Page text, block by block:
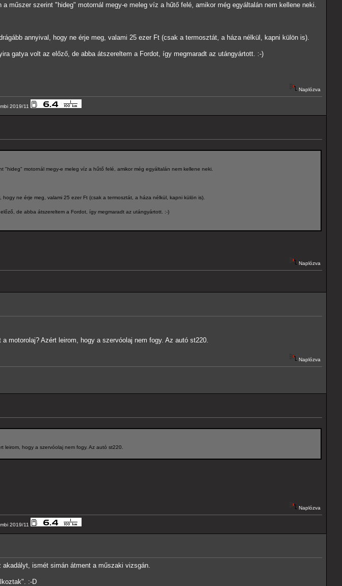
műszer szerint "hideg" motornál megy-e meleg víz a hűtő felé, amikor még egyáltalán nem kellene neki.
annyival, hogy ne érje meg, valami 25 ezer Ft (csak a termosztát, a háza nélkül, kapni külön is).
gatya volt az előző, de abba átszereltem a Fordot, így megmaradt az utángyártott. :-)
Naplózva
2019/11
motornál megy-e meleg víz a hűtő felé, amikor még egyáltalán nem kellene neki.
ne érje meg, valami 25 ezer Ft (csak a termosztát, a háza nélkül, kapni külön is).
de abba átszereltem a Fordot, így megmaradt az utángyártott. :-)
Naplózva
motorolaj? Azért leirom, hogy a szervóolaj nem fogy. Az autó st220.
Naplózva
leirom, hogy a szervóolaj nem fogy. Az autó st220.
Naplózva
2019/11
ismét simán átment a műszaki vizsgán.
:-D